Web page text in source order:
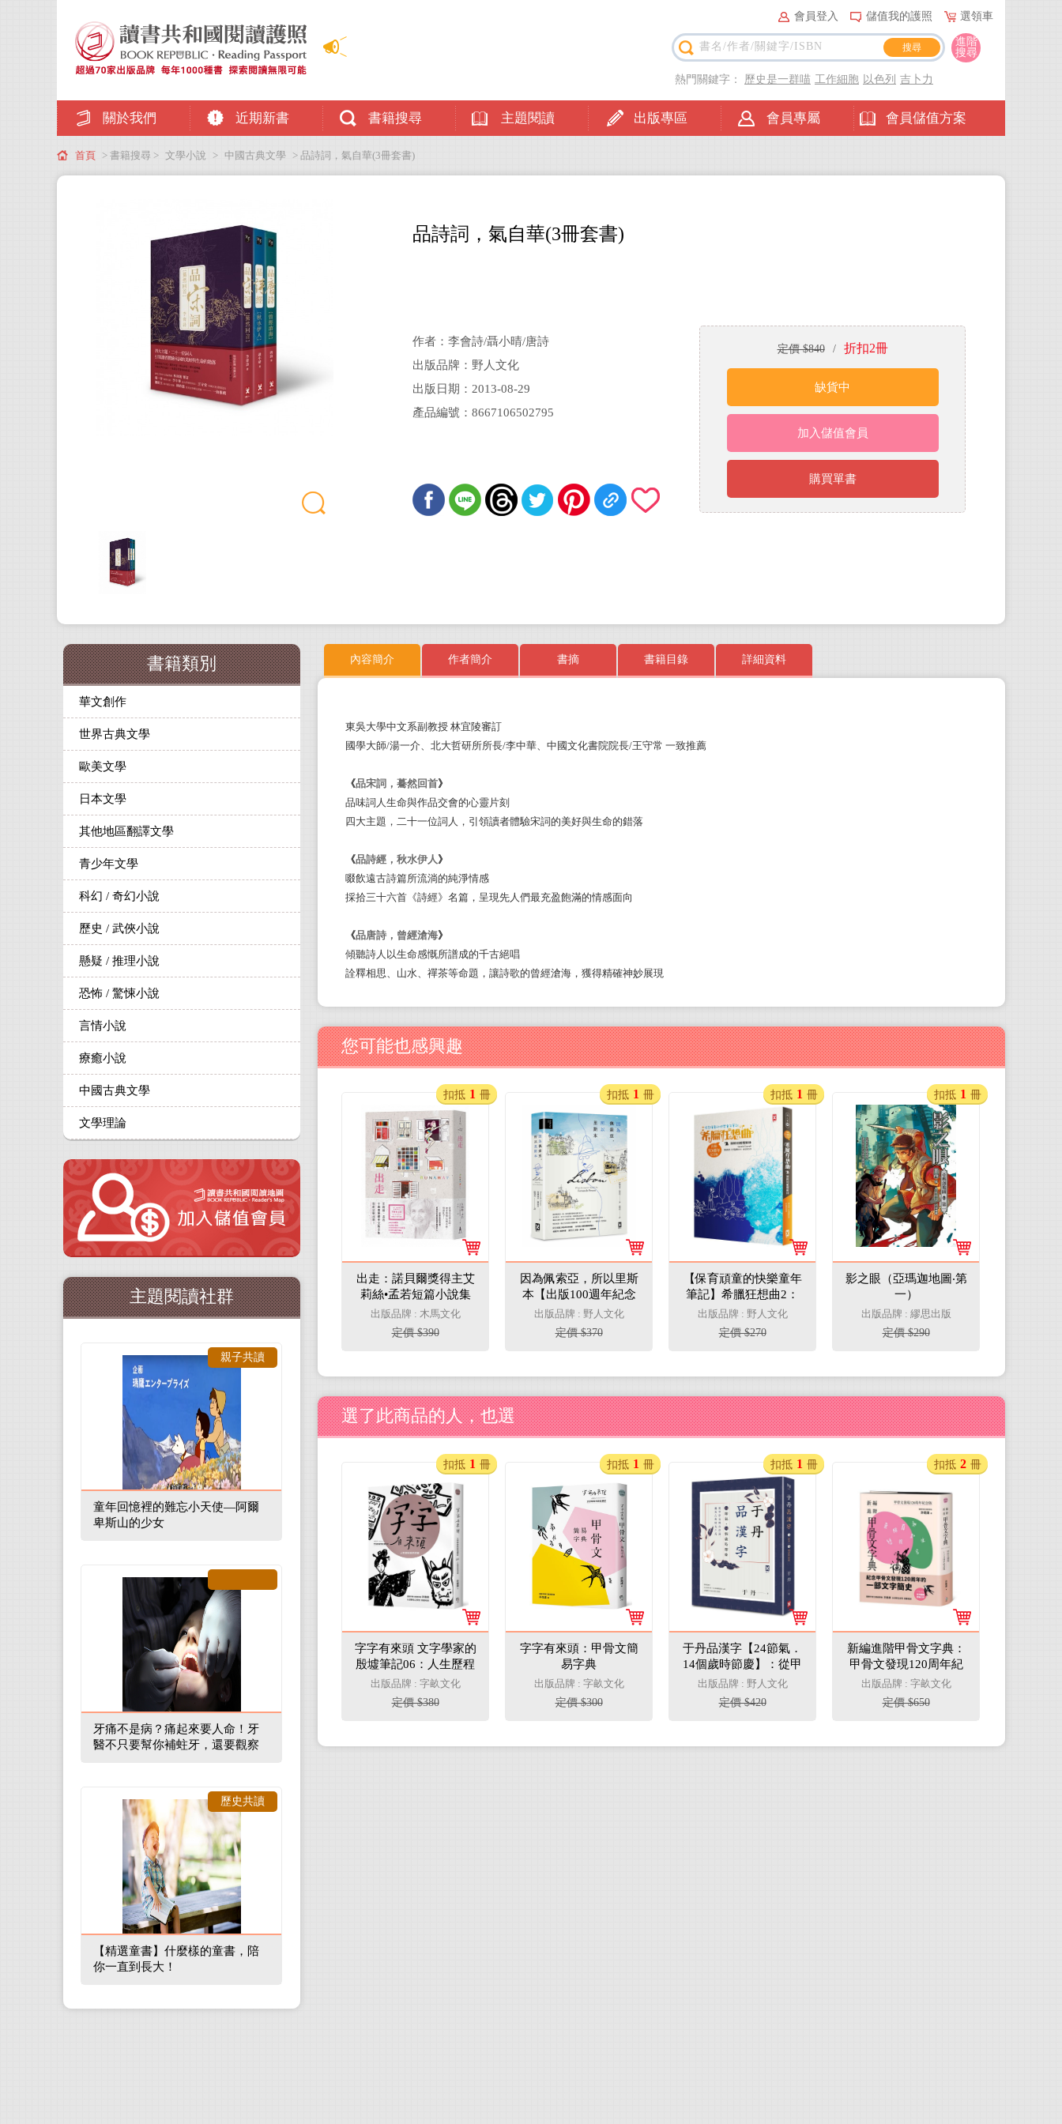
會員登入 儲值我的護照 選領車
關於我們 近期新書 書籍搜尋 主題閱讀 出版專區 會員專屬 會員儲值方案
進階
搜尋
熱門關鍵字： 歷史是一群喵 工作細胞 以色列 吉卜力
首頁 > 書籍搜尋 > 文學小說 > 中國古典文學 > 品詩詞，氣自華(3冊套書)
品詩詞，氣自華(3冊套書)
作者：李會詩/聶小晴/唐詩
出版品牌：野人文化
出版日期：2013-08-29
產品編號：8667106502795
定價 $840 / 折扣2冊
缺貨中
加入儲值會員
購買單書
內容簡介 作者簡介 書摘 書籍目錄 詳細資料
東吳大學中文系副教授 林宜陵審訂
國學大師/湯一介、北大哲研所所長/李中華、中國文化書院院長/王守常 一致推薦
《品宋詞，驀然回首》
品味詞人生命與作品交會的心靈片刻
四大主題，二十一位詞人，引領讀者體驗宋詞的美好與生命的錯落
《品詩經，秋水伊人》
啜飲遠古詩篇所流淌的純淨情感
採拾三十六首《詩經》名篇，呈現先人們最充盈飽滿的情感面向
《品唐詩，曾經滄海》
傾聽詩人以生命感慨所譜成的千古絕唱
詮釋相思、山水、禪茶等命題，讓詩歌的曾經滄海，獲得精確神妙展現
您可能也感興趣
出走：諾貝爾獎得主艾
莉絲•孟若短篇小說集
14
出版品牌 : 木馬文化
定價 $390
扣抵 1 冊
因為佩索亞，所以里斯
本【出版100週年紀念
｜繁體中文版首度面
市】(精裝典藏版)
出版品牌 : 野人文化
定價 $370
扣抵 1 冊
【保育頑童的快樂童年
筆記】希臘狂想曲2：
酒醉的橄欖樹林（跨世
紀自然文學經典│出版
50週年紀念版）
出版品牌 : 野人文化
定價 $270
扣抵 1 冊
影之眼（亞瑪迦地圖‧第
一）
出版品牌 : 繆思出版
定價 $290
扣抵 1 冊
選了此商品的人，也選
字字有來頭 文字學家的
殷墟筆記06：人生歷程
與信仰篇
出版品牌 : 字畝文化
定價 $380
扣抵 1 冊
字字有來頭：甲骨文簡
易字典
出版品牌 : 字畝文化
定價 $300
扣抵 1 冊
于丹品漢字【24節氣．
14個歲時節慶】：從甲
骨文到古詩詞，邂逅古
典時光之美
出版品牌 : 野人文化
定價 $420
扣抵 1 冊
新編進階甲骨文字典：
甲骨文發現120周年紀
念版
出版品牌 : 字畝文化
定價 $650
扣抵 2 冊
書籍類別
華文創作
世界古典文學
歐美文學
日本文學
其他地區翻譯文學
青少年文學
科幻 / 奇幻小說
歷史 / 武俠小說
懸疑 / 推理小說
恐怖 / 驚悚小說
言情小說
療癒小說
中國古典文學
文學理論
主題閱讀社群
童年回憶裡的難忘小天使—阿爾
卑斯山的少女
親子共讀
牙痛不是病？痛起來要人命！牙
醫不只要幫你補蛀牙，還要觀察
【精選童書】什麼樣的童書，陪
你一直到長大！
歷史共讀